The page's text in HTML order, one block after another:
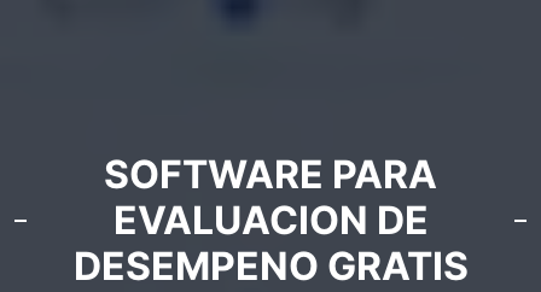
SOFTWARE PARA
EVALUACION DE
DESEMPENO GRATIS